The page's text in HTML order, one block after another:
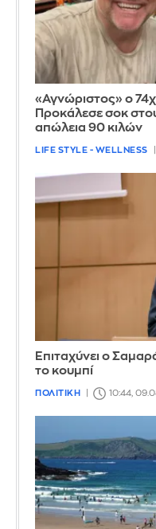
«Αγνώριστος» ο
Προκάλεσε σοκ
απώλεια 90 κιλών
LIFE STYLE - WELLNESS
Επιταχύνει ο
το κουμπί
ΠΟΛΙΤΙΚΗ 10:44,